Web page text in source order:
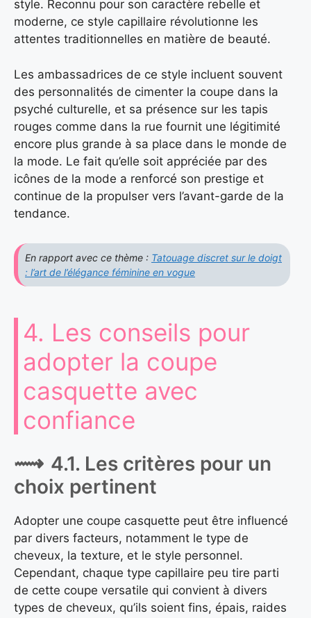
style. Reconnu pour son caractère rebelle et
moderne, ce style capillaire révolutionne les
attentes traditionnelles en matière de beauté.
Les ambassadrices de ce style incluent souvent
des personnalités de cimenter la coupe dans la
psyché culturelle, et sa présence sur les tapis
rouges comme dans la rue fournit une légitimité
encore plus grande à sa place dans le monde de
la mode. Le fait qu’elle soit appréciée par des
icônes de la mode a renforcé son prestige et
continue de la propulser vers l’avant-garde de la
tendance.
En rapport avec ce thème : Tatouage discret sur le doigt
: l’art de l’élégance féminine en vogue
4. Les conseils pour
adopter la coupe
casquette avec
confiance
4.1. Les critères pour un
choix pertinent
Adopter une coupe casquette peut être influencé
par divers facteurs, notamment le type de
cheveux, la texture, et le style personnel.
Cependant, chaque type capillaire peu tire parti
de cette coupe versatile qui convient à divers
types de cheveux, qu’ils soient fins, épais, raides